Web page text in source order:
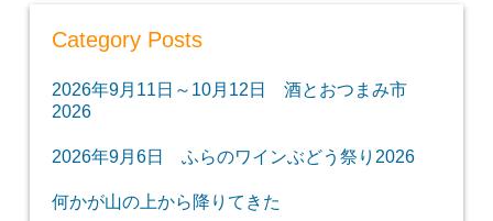
Category Posts
2026年9月11日～10月12日 酒とおつまみ市
2026
2026年9月6日 ふらのワインぶどう祭り2026
何かが山の上から降りてきた